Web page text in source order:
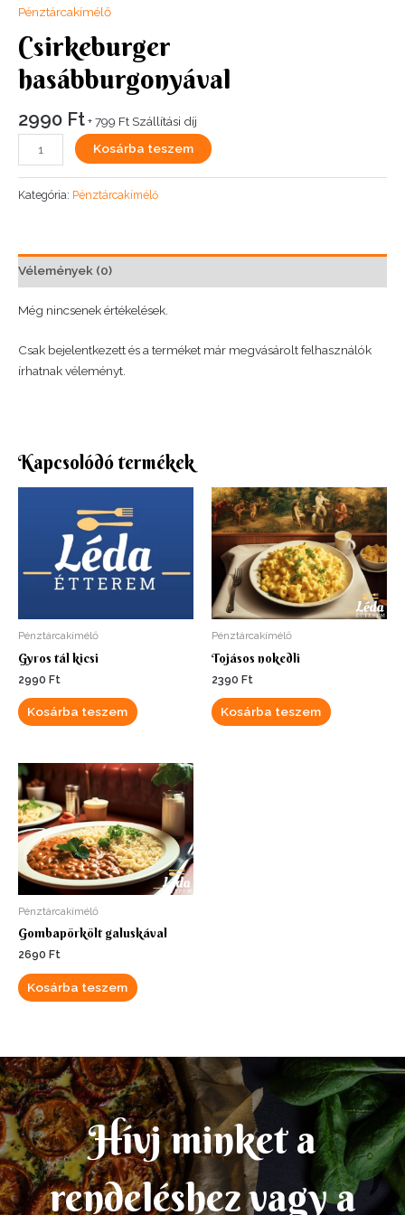
Pénztárcakímélő
Csirkeburger
hasábburgonyával
2990 Ft+ 799 Ft Szállítási díj
Csirkeburger
hasábburgonyával
Kosárba teszem
Kategória: Pénztárcakímélő
Vélemények (0)
Még nincsenek értékelések.
Csak bejelentkezett és a terméket már megvásárolt felhasználók
írhatnak véleményt.
Kapcsolódó termékek
Pénztárcakímélő
Gyros tál kicsi
2990 Ft
Kosárba teszem
Pénztárcakímélő
Tojásos nokedli
2390 Ft
Kosárba teszem
Pénztárcakímélő
Gombapörkölt galuskával
2690 Ft
Kosárba teszem
Hívj minket a
rendeléshez vagy a